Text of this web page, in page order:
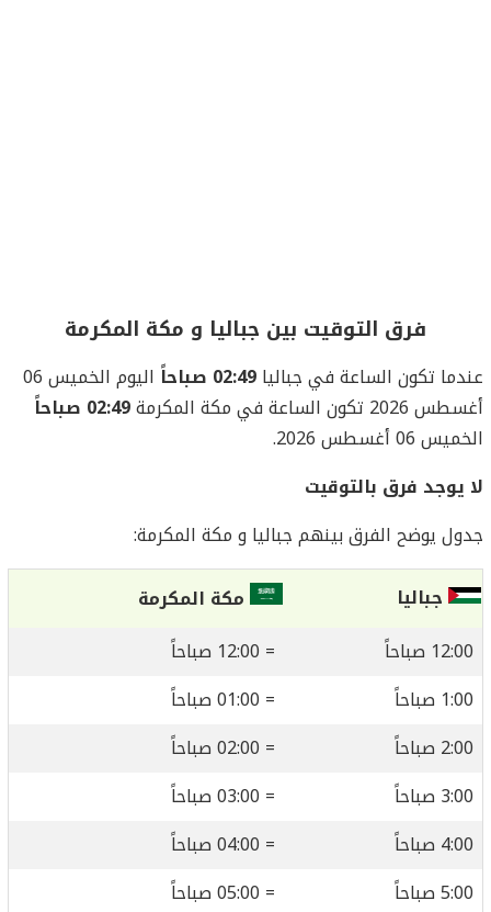
فرق التوقيت بين جباليا و مكة المكرمة
عندما تكون الساعة في جباليا02:49 صباحاً
اليوم الخميس 06
أغسطس 2026 تكون الساعة في مكة المكرمة
02:49 صباحاً
الخميس 06 أغسطس 2026.
لا يوجد فرق بالتوقيت
جدول يوضح الفرق بينهم جباليا و مكة المكرمة:
جباليا
مكة المكرمة
12:00 صباحاً
= 12:00 صباحاً
1:00 صباحاً
= 01:00 صباحاً
2:00 صباحاً
= 02:00 صباحاً
3:00 صباحاً
= 03:00 صباحاً
4:00 صباحاً
= 04:00 صباحاً
5:00 صباحاً
= 05:00 صباحاً